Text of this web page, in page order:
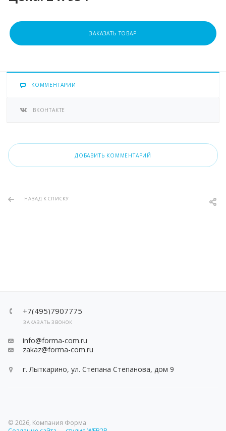
ЗАКАЗАТЬ ТОВАР
КОММЕНТАРИИ
ВКОНТАКТЕ
ДОБАВИТЬ КОММЕНТАРИЙ
НАЗАД К СПИСКУ
+7(495)7907775
ЗАКАЗАТЬ ЗВОНОК
info@forma-com.ru
zakaz@forma-com.ru
г. Лыткарино, ул. Степана Степанова, дом 9
© 2026, Компания Форма